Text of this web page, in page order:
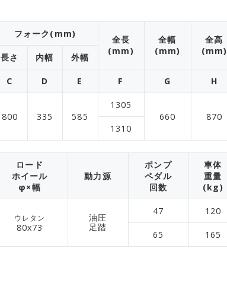
フォーク(mm)
全長
(mm)
全幅
(mm)
全高
(mm)
長さ 内幅 外幅
C D E F G H
800
335 585
1305
660
870
1310
ロード
ホイール
φ×幅
動力源
ポンプ
ペダル
回数
車体
重量
(kg)
ウレタン
80x73
油圧
足踏
47 120
65 165